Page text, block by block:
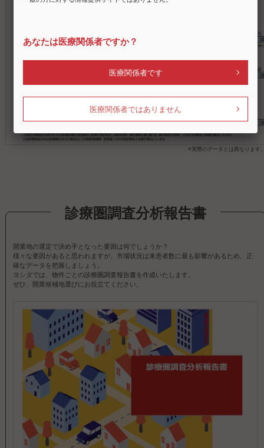
sample
※実際のデータとは異なります
診療圏調査分析報告書
開業地の選定で決め手となった要因は何でしょうか？
様々な要因があると思われますが、市場状況は来患者数に最も影響があるため、正
確なデータを把握しましょう。
ヨシダでは、物件ごとの診療圏調査報告書を作成いたします。
ぜひ、開業候補地選びにお役立てください。